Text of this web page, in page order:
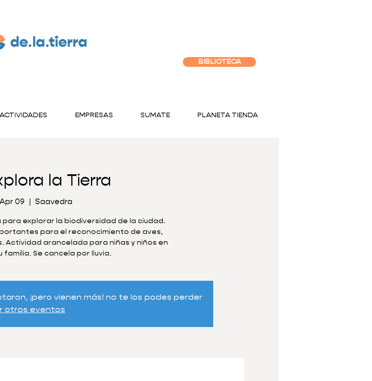
BIBLIOTECA
ACTIVIDADES EMPRESAS SUMATE PLANETA TIENDA
la Tierra
09 Saavedra
explorar la biodiversidad de la ciudad.
para el reconocimiento de aves,
Actividad arancelada para niñas y niños en
familia. Se cancela por lluvia.
¡pero vienen más! no te los podes perder
otros eventos